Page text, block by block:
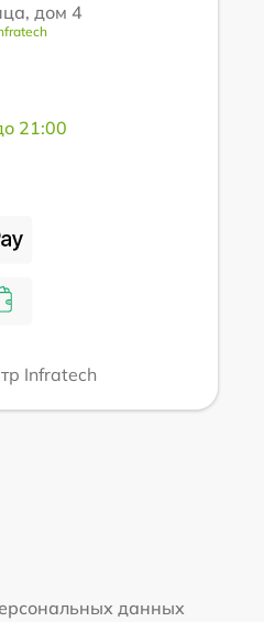
дом 4
21:00
Infratech
данных